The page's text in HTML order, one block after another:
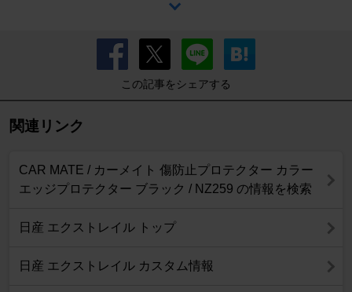
この記事をシェアする
関連リンク
CAR MATE / カーメイト 傷防止プロテクター カラー
エッジプロテクター ブラック / NZ259 の情報を検索
日産 エクストレイル トップ
日産 エクストレイル カスタム情報